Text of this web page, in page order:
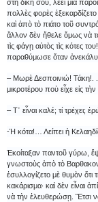
στὴ δική σου, λέει μία
πολλὲς φορὲς
καὶ ἀπὸ τὸ πιάτο τοῦ
ἄλλον δὲν ἤθελε ὅμως νὰ
τὶς φάγῃ αὐτὸς τὶς κότες
παραθύμωσε ὅταν
– Μωρὲ Δεσποινιώ! Τάκη!. .
μικροτέρου ποὺ εἶχε εἰς
– Τ᾿ εἶναι καλέ; τί τρέχει;
-Ἡ κότα!… Λείπει ἡ
Ἐκοίταξαν παντοῦ γύρω,
γνωστοὺς ἀπὸ τὸ
ἐσυλλογίζετο μὲ θυμὸν
κακάρισμα· καὶ δὲν εἶναι
νὰ τὴν ἐλευθερώσῃ. Ἔτσι